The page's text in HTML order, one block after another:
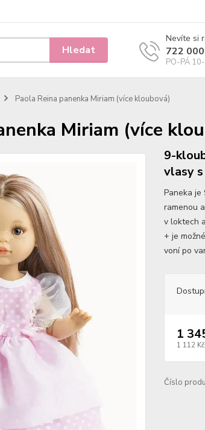
Hledat
Nevíte si
722
PO-PÁ
Paola Reina panenka Miriam (více kloubová)
Miriam (více
9-
vlasy
Paneka je
ramenou
v loktech
+ je
voní po
1
1 112 Kč
Číslo